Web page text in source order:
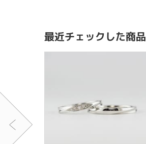
最近チェックした商品